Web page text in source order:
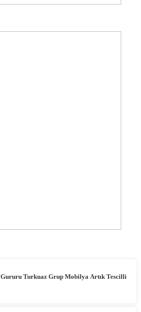
Gururu Turkuaz Grup Mobilya Artık Tescilli